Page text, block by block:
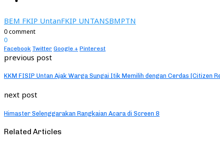
BEM FKIP UntanFKIP UNTANSBMPTN
0 comment
0
Facebook Twitter Google + Pinterest
previous post
KKM FISIP Untan Ajak Warga Sungai Itik Memilih dengan Cerdas [Citizen
next post
Himaster Selenggarakan Rangkaian Acara di Screen 8
Related Articles